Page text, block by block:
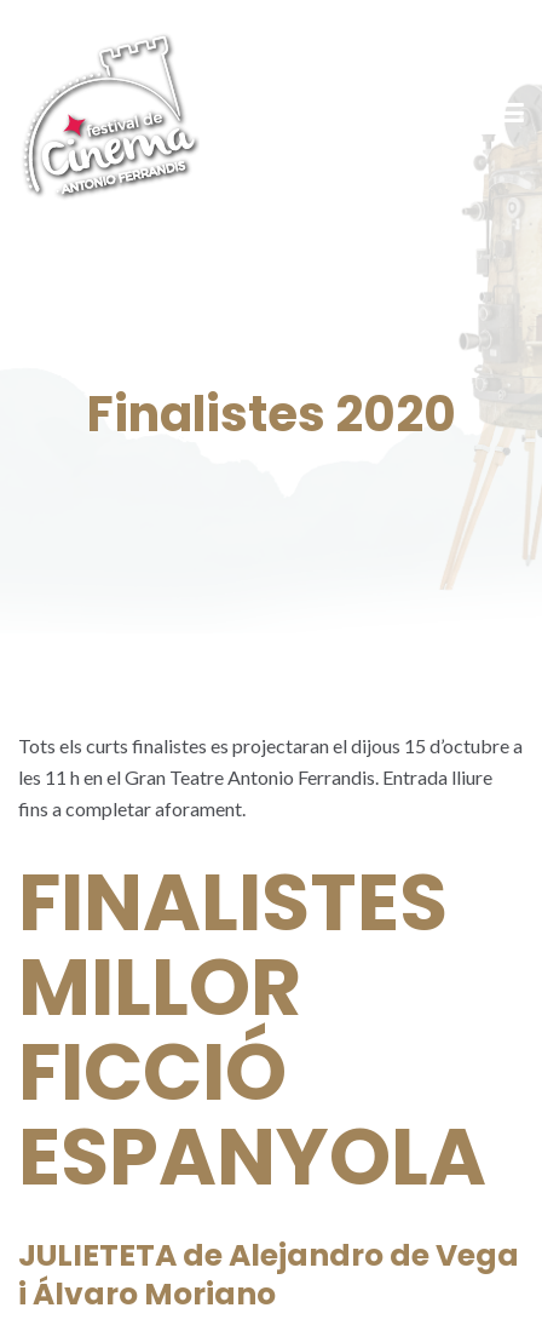
Finalistes 2020
Tots els curts finalistes es projectaran el dijous 15 d’octubre a
les 11 h en el Gran Teatre Antonio Ferrandis. Entrada lliure
fins a completar aforament.
FINALISTES
MILLOR
FICCIÓ
ESPANYOLA
JULIETETA de Alejandro de Vega
i Álvaro Moriano